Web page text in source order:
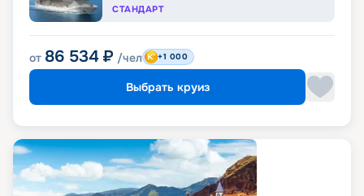
СТАНДАРТ
от 86 534 ₽ /чел +1 000
Выбрать круиз